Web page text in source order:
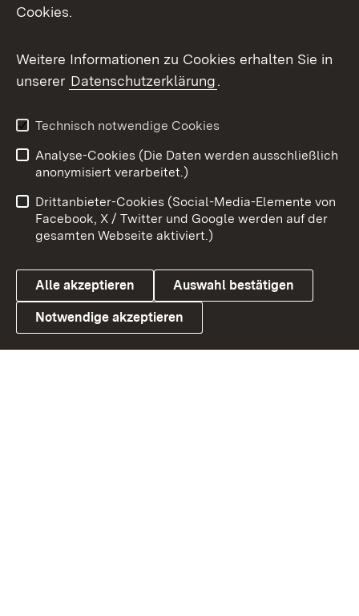
X / Twitter
Youtube
Link zum Landesportal
Impressum
Kontakt
Barrierefreiheit
Datenschutz
Cookies
Cookies.
Weitere Informationen zu Cookies erhalten Sie in
unserer Datenschutzerklärung.
Technisch notwendige Cookies
Analyse-Cookies (Die Daten werden ausschließlich
anonymisiert verarbeitet.)
Drittanbieter-Cookies (Social-Media-Elemente von
Facebook, X / Twitter und Google werden auf der
gesamten Webseite aktiviert.)
Alle akzeptieren Auswahl bestätigen
Notwendige akzeptieren